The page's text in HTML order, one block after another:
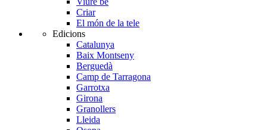
Criar
El món de la tele
Edicions
Catalunya
Baix Montseny
Berguedà
Camp de Tarragona
Garrotxa
Girona
Granollers
Lleida